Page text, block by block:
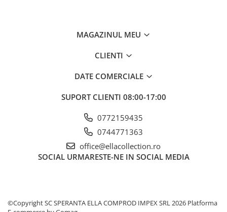
MAGAZINUL MEU
CLIENTI
DATE COMERCIALE
SUPORT CLIENTI 08:00-17:00
0772159435
0744771363
office@ellacollection.ro
SOCIAL URMARESTE-NE IN SOCIAL MEDIA
©Copyright SC SPERANTA ELLA COMPROD IMPEX SRL 2026 Platforma